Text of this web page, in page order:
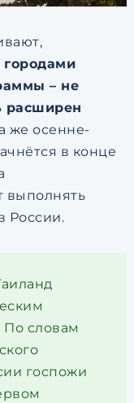
городами
– не
расширен
же осенне-
в конце
выполнять
России.
По словам
госпожи